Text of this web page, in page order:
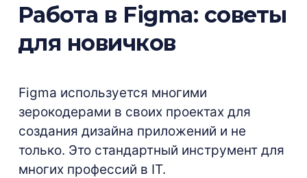
Работа в Figma: советы
для новичков
Figma используется многими
зерокодерами в своих проектах для
создания дизайна приложений и не
только. Это стандартный инструмент для
многих профессий в IT.